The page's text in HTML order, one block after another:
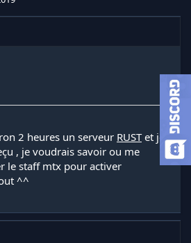
2 heures un serveur RUSTet je
, je voudrais savoir ou me
le staff mtx pour activer
^^